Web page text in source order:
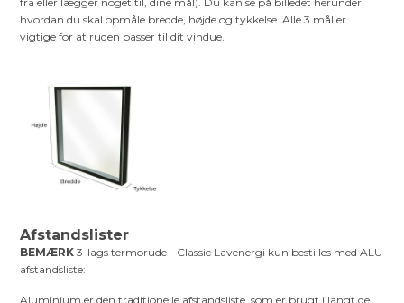
hvordan du skal opmåle bredde, højde og tykkelse. Alle 3 mål er
vigtige for at ruden passer til dit vindue.
Afstandslister
BEMÆRK3-lags termorude - Classic Lavenergi kun bestilles med ALU
afstandsliste:
Aluminium er den traditionelle afstandsliste, som er brugt i langt de